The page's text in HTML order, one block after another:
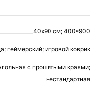
40х90 см; 400*900
геймерский; игровой коврик
с прошитыми краями;
нестандартная